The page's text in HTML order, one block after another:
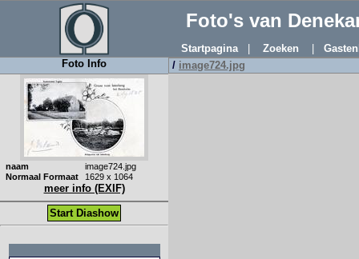
Foto's van
Startpagina| Zoeken
Foto Info
naam
image724.jpg
Normaal Formaat
1629 x 1064
meer info (EXIF)
Start Diashow
/ image724.jpg